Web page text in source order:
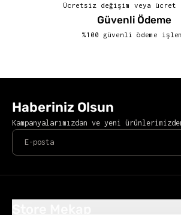
Ücretsiz değişim veya ücret
Güvenli Ödeme
%100 güvenli ödeme
Haberiniz Olsun
Kampanyalarımızdan ve yeni